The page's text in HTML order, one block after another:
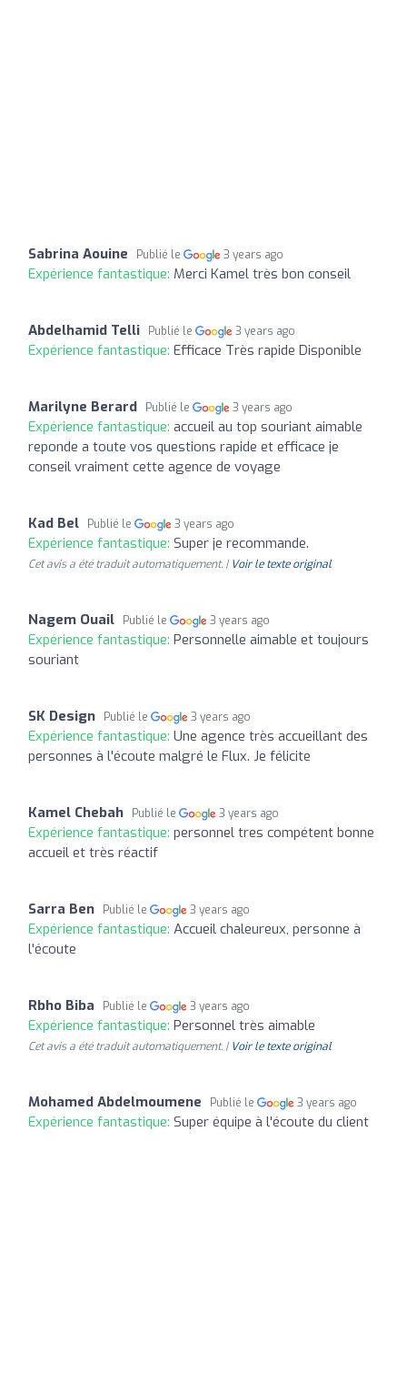
Sabrina Aouine Publié le 3 years ago
Expérience fantastique: Merci Kamel très bon conseil
Abdelhamid Telli Publié le 3 years ago
Expérience fantastique: Efficace Très rapide Disponible
Marilyne Berard Publié le 3 years ago
Expérience fantastique: accueil au top souriant aimable
reponde a toute vos questions rapide et efficace je
conseil vraiment cette agence de voyage
Kad Bel Publié le 3 years ago
Expérience fantastique: Super je recommande.
Cet avis a été traduit automatiquement. | Voir le texte original
Nagem Ouail Publié le 3 years ago
Expérience fantastique: Personnelle aimable et toujours
souriant
SK Design Publié le 3 years ago
Expérience fantastique: Une agence très accueillant des
personnes à l'écoute malgré le Flux. Je félicite
Kamel Chebah Publié le 3 years ago
Expérience fantastique: personnel tres compétent bonne
accueil et très réactif
Sarra Ben Publié le 3 years ago
Expérience fantastique: Accueil chaleureux, personne à
l'écoute
Rbho Biba Publié le 3 years ago
Expérience fantastique: Personnel très aimable
Cet avis a été traduit automatiquement. | Voir le texte original
Mohamed Abdelmoumene Publié le 3 years ago
Expérience fantastique: Super équipe à l'écoute du client